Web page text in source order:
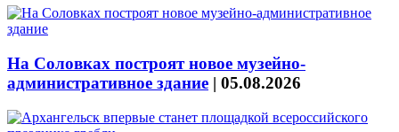
На Соловках построят новое музейно-
административное здание | 05.08.2026